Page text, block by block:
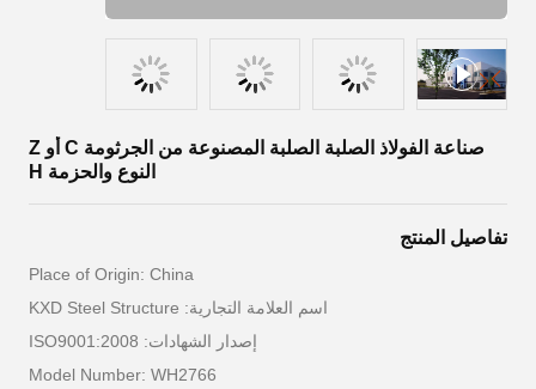
صناعة الفولاذ الصلبة الصلبة المصنوعة من الجرثومة C أو Z
النوع والحزمة H
تفاصيل المنتج
Place of Origin: China
اسم العلامة التجارية: KXD Steel Structure
إصدار الشهادات: ISO9001:2008
Model Number: WH2766